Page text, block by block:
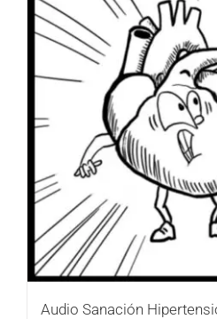
Audio Sanación